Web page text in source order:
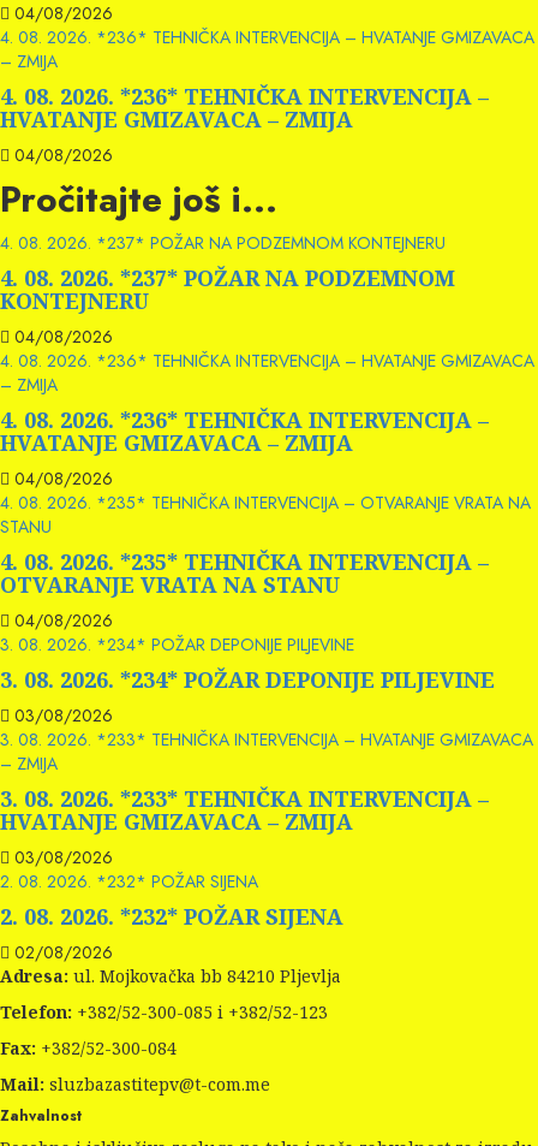
04/08/2026
4. 08. 2026. *236* TEHNIČKA INTERVENCIJA – HVATANJE GMIZAVACA
– ZMIJA
4. 08. 2026. *236* TEHNIČKA INTERVENCIJA –
HVATANJE GMIZAVACA – ZMIJA
04/08/2026
Pročitajte još i...
4. 08. 2026. *237* POŽAR NA PODZEMNOM KONTEJNERU
4. 08. 2026. *237* POŽAR NA PODZEMNOM
KONTEJNERU
04/08/2026
4. 08. 2026. *236* TEHNIČKA INTERVENCIJA – HVATANJE GMIZAVACA
– ZMIJA
4. 08. 2026. *236* TEHNIČKA INTERVENCIJA –
HVATANJE GMIZAVACA – ZMIJA
04/08/2026
4. 08. 2026. *235* TEHNIČKA INTERVENCIJA – OTVARANJE VRATA NA
STANU
4. 08. 2026. *235* TEHNIČKA INTERVENCIJA –
OTVARANJE VRATA NA STANU
04/08/2026
3. 08. 2026. *234* POŽAR DEPONIJE PILJEVINE
3. 08. 2026. *234* POŽAR DEPONIJE PILJEVINE
03/08/2026
3. 08. 2026. *233* TEHNIČKA INTERVENCIJA – HVATANJE GMIZAVACA
– ZMIJA
3. 08. 2026. *233* TEHNIČKA INTERVENCIJA –
HVATANJE GMIZAVACA – ZMIJA
03/08/2026
2. 08. 2026. *232* POŽAR SIJENA
2. 08. 2026. *232* POŽAR SIJENA
02/08/2026
Adresa: ul. Mojkovačka bb 84210 Pljevlja
Telefon: +382/52-300-085 i +382/52-123
Fax: +382/52-300-084
Mail: sluzbazastitepv@t-com.me
Zahvalnost